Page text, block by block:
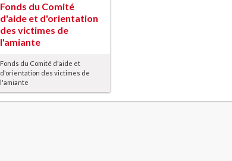
Fonds du Comité
d'aide et d'orientation
des victimes de
l'amiante
Fonds du Comité d'aide et
d'orientation des victimes de
l'amiante